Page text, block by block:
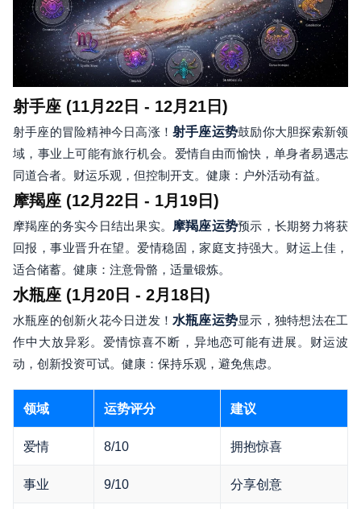
射手座 (11月22日 - 12月21日)
射手座的冒险精神今日高涨！ 射手座运势鼓励你大胆探索新领
域，事业上可能有旅行机会。爱情自由而愉快，单身者易遇志
同道合者。财运乐观，但控制开支。健康：户外活动有益。
摩羯座 (12月22日 - 1月19日)
摩羯座的务实今日结出果实。 摩羯座运势预示，长期努力将获
回报，事业晋升在望。爱情稳固，家庭支持强大。财运上佳，
适合储蓄。健康：注意骨骼，适量锻炼。
水瓶座 (1月20日 - 2月18日)
水瓶座的创新火花今日迸发！ 水瓶座运势显示，独特想法在工
作中大放异彩。爱情惊喜不断，异地恋可能有进展。财运波
动，创新投资可试。健康：保持乐观，避免焦虑。
领域 运势评分 建议
爱情 8/10 拥抱惊喜
事业 9/10 分享创意